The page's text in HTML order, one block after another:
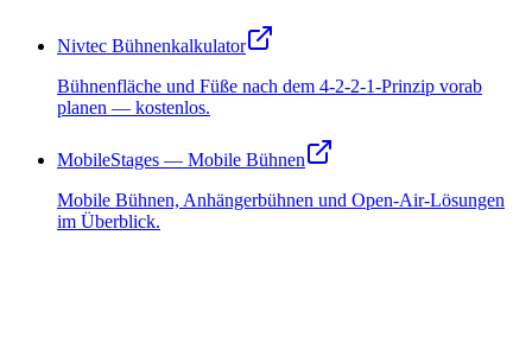
Nivtec Bühnenkalkulator
Bühnenfläche und Füße nach dem 4-2-2-1-Prinzip vorab
planen — kostenlos.
MobileStages — Mobile Bühnen
Mobile Bühnen, Anhängerbühnen und Open-Air-Lösungen
im Überblick.